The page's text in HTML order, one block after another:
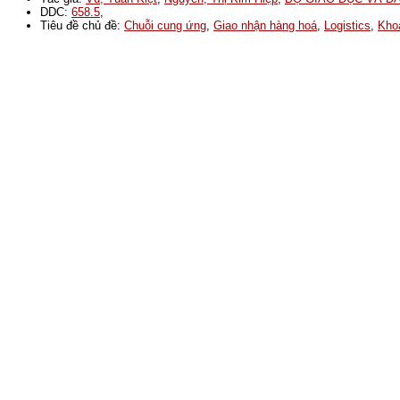
DDC: 658.5,
Tiêu đề chủ đề: Chuỗi cung ứng, Giao nhận hàng hoá, Logistics,